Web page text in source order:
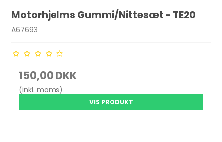
Motorhjelms Gummi/Nittesæt - TE20
A67693
150,00 DKK
(inkl. moms)
VIS PRODUKT